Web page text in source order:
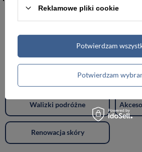
Torebki damskie
Torby męskie
Walizki podróżne
Renowacja skóry
Reklamowe pliki cookie
Potwierdzam
Potwierdzam